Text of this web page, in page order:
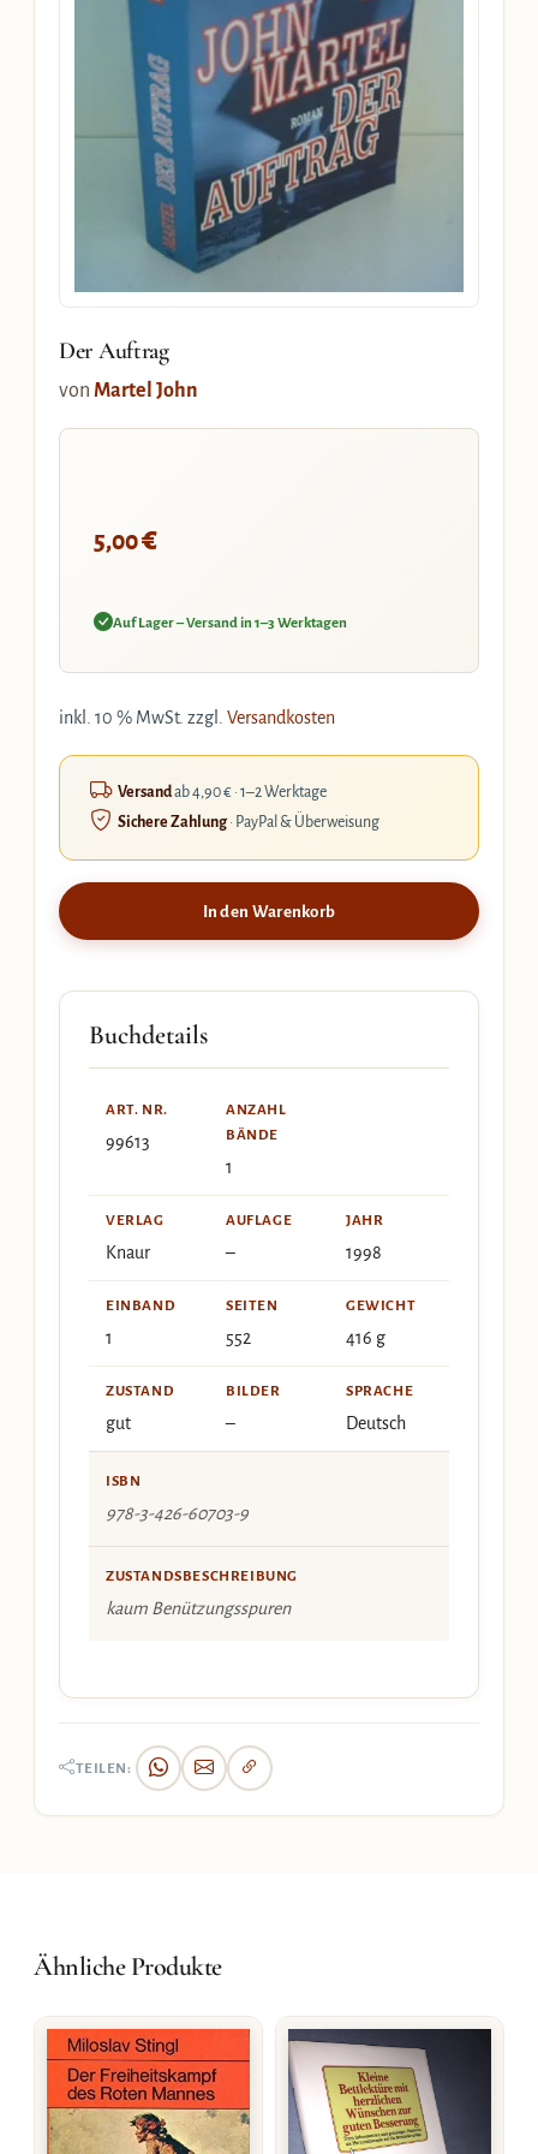
Der Auftrag
von Martel John
5,00€
Auf Lager – Versand in 1–3 Werktagen
inkl. 10 % MwSt. zzgl. Versandkosten
Versandab 4,90 € · 1–2 Werktage
Sichere Zahlung· PayPal & Überweisung
In den Warenkorb
Buchdetails
ART. NR.
99613
ANZAHL
BÄNDE
1
VERLAG
Knaur
AUFLAGE
–
JAHR
1998
EINBAND
1
SEITEN
552
GEWICHT
416 g
ZUSTAND
gut
BILDER
–
SPRACHE
Deutsch
ISBN
978-3-426-60703-9
ZUSTANDSBESCHREIBUNG
kaum Benützungsspuren
TEILEN:
Ähnliche Produkte